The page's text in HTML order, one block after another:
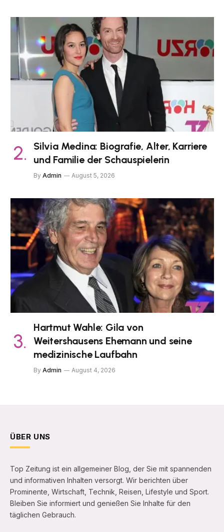
Silvia Medina: Biografie, Alter, Karriere
und Familie der Schauspielerin
By Admin August 5, 2026
Hartmut Wahle: Gila von
Weitershausens Ehemann und seine
medizinische Laufbahn
By Admin August 4, 2026
ÜBER UNS
Top Zeitung ist ein allgemeiner Blog, der Sie mit spannenden
und informativen Inhalten versorgt. Wir berichten über
Prominente, Wirtschaft, Technik, Reisen, Lifestyle und Sport.
Bleiben Sie informiert und genießen Sie Inhalte für den
täglichen Gebrauch.